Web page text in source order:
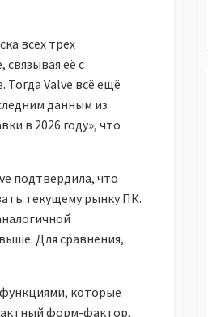
всех трёх
её с
Valve всё ещё
данным из
в 2026 году», что
подтвердила, что
текущему рынку ПК.
Для сравнения,
которые
форм-фактор,